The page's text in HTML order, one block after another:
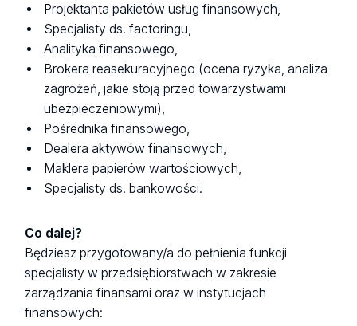
Projektanta pakietów usług finansowych,
Specjalisty ds. factoringu,
Analityka finansowego,
Brokera reasekuracyjnego (ocena ryzyka, analiza
zagrożeń, jakie stoją przed towarzystwami
ubezpieczeniowymi),
Pośrednika finansowego,
Dealera aktywów finansowych,
Maklera papierów wartościowych,
Specjalisty ds. bankowości.
Co dalej?
Będziesz przygotowany/a do pełnienia funkcji
specjalisty w przedsiębiorstwach w zakresie
zarządzania finansami oraz w instytucjach
finansowych: